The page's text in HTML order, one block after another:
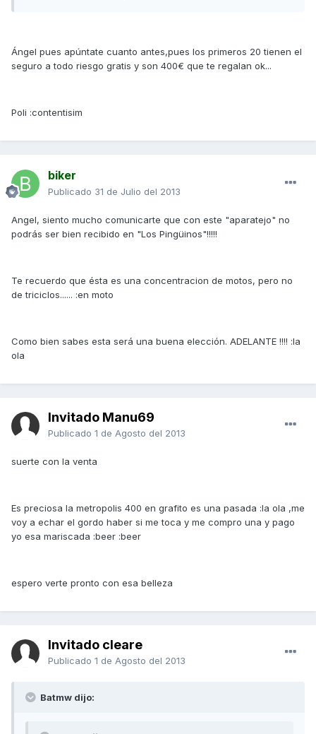
Ángel pues apúntate cuanto antes,pues los primeros 20 tienen el
seguro a todo riesgo gratis y son 400€ que te regalan ok...
Poli :contentisim
biker
Publicado 31 de Julio del 2013
Angel, siento mucho comunicarte que con este "aparatejo" no
podrás ser bien recibido en "Los Pingüinos"!!!!!
Te recuerdo que ésta es una concentracion de motos, pero no
de triciclos...... :en moto
Como bien sabes esta será una buena elección. ADELANTE !!!! :la
ola
Invitado Manu69
Publicado 1 de Agosto del 2013
suerte con la venta
Es preciosa la metropolis 400 en grafito es una pasada :la ola ,me
voy a echar el gordo haber si me toca y me compro una y pago
yo esa mariscada :beer :beer
espero verte pronto con esa belleza
Invitado cleare
Publicado 1 de Agosto del 2013
Batmw dijo: